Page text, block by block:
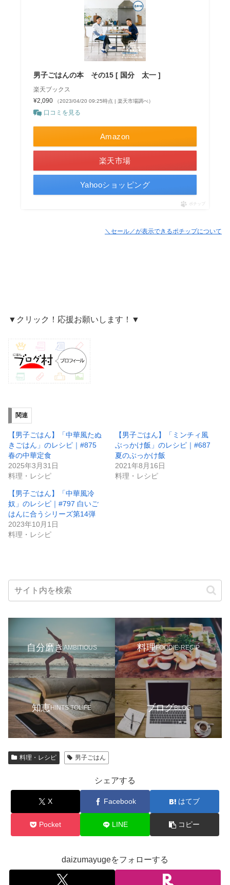
男子ごはんの本 その15 [ 国分 太一 ]
楽天ブックス
¥2,090
（2023/04/20 09:25時点 | 楽天市場調べ）
口コミを見る
Amazon
楽天市場
Yahooショッピング
ポチップ
＼セール／が表示できるポチップについて
▼クリック！応援お願いします！▼
関連
【男子ごはん】「中華風たぬ
きごはん」のレシピ｜#875
春の中華定食
2025年3月31日
料理・レシピ
【男子ごはん】「ミンチィ風
ぶっかけ飯」のレシピ｜#687
夏のぶっかけ飯
2021年8月16日
料理・レシピ
【男子ごはん】「中華風冷
奴」のレシピ｜#797 白いご
はんに合うシリーズ第14弾
2023年10月1日
料理・レシピ
自分磨きAMBITIOUS 料理FOODIE-RECIP
知恵HINTS TOLIFE ブログBLOG
料理・レシピ 男子ごはん
シェアする
X Facebook はてブ
Pocket LINE コピー
daizumayugeをフォローする